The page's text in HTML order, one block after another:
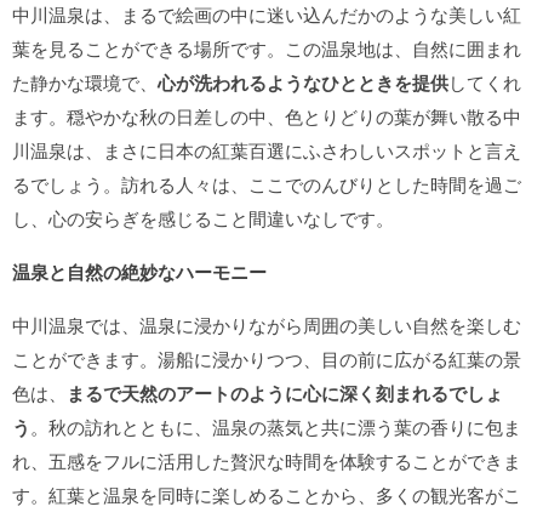
中川温泉は、まるで絵画の中に迷い込んだかのような美しい紅
葉を見ることができる場所です。この温泉地は、自然に囲まれ
た静かな環境で、心が洗われるようなひとときを提供してくれ
ます。穏やかな秋の日差しの中、色とりどりの葉が舞い散る中
川温泉は、まさに日本の紅葉百選にふさわしいスポットと言え
るでしょう。訪れる人々は、ここでのんびりとした時間を過ご
し、心の安らぎを感じること間違いなしです。
温泉と自然の絶妙なハーモニー
中川温泉では、温泉に浸かりながら周囲の美しい自然を楽しむ
ことができます。湯船に浸かりつつ、目の前に広がる紅葉の景
色は、
まるで天然のアートのように心に深く刻まれるでしょ
う 。秋の訪れとともに、温泉の蒸気と共に漂う葉の香りに包ま
れ、五感をフルに活用した贅沢な時間を体験することができま
す。紅葉と温泉を同時に楽しめることから、多くの観光客がこ